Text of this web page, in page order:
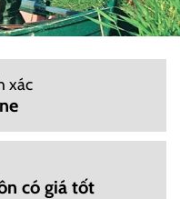
xác
có giá tốt